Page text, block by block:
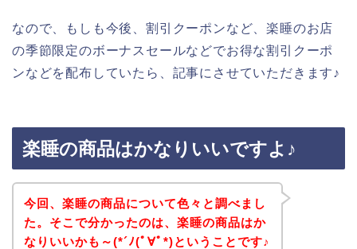
なので、もしも今後、割引クーポンなど、楽睡のお店
の季節限定のボーナスセールなどでお得な割引クーポ
ンなどを配布していたら、記事にさせていただきます♪
楽睡の商品はかなりいいですよ♪
今回、楽睡の商品について色々と調べまし
た。そこで分かったのは、楽睡の商品はか
なりいいかも～(*´ﾉ(ﾟ∀ﾟ*)ということです♪